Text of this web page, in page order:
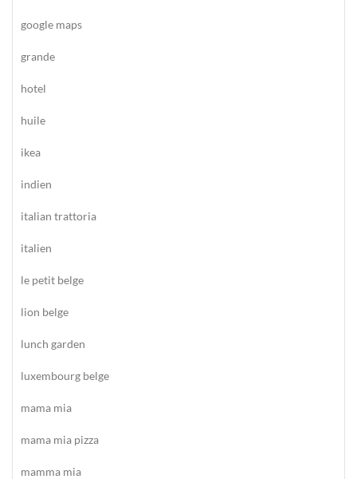
google maps
grande
hotel
huile
ikea
indien
italian trattoria
italien
le petit belge
lion belge
lunch garden
luxembourg belge
mama mia
mama mia pizza
mamma mia